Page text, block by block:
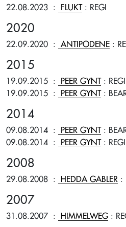
22.08.2023 : FLUKT: REGI
2020
22.09.2020 : ANTIPODENE :
2015
19.09.2015 : PEER GYNT: REGI
19.09.2015 : PEER GYNT:
2014
09.08.2014 : PEER GYNT:
09.08.2014 : PEER GYNT: REGI
2008
29.08.2008 : HEDDA GABLER :
2007
31.08.2007 : HIMMELWEG: